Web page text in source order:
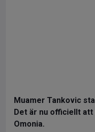
Muamer Tankovic
Det är nu officiellt
Omonia.